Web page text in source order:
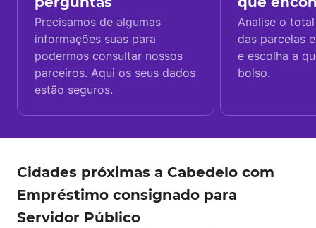
Precisamos de algumas
informações suas para
podermos consultar nossos
parceiros. Aqui os seus dados
estão seguros.
Analise o
das parcelas
e escolha a
bolso.
Cidades próximas a Cabedelo com
Empréstimo consignado para
Servidor Público